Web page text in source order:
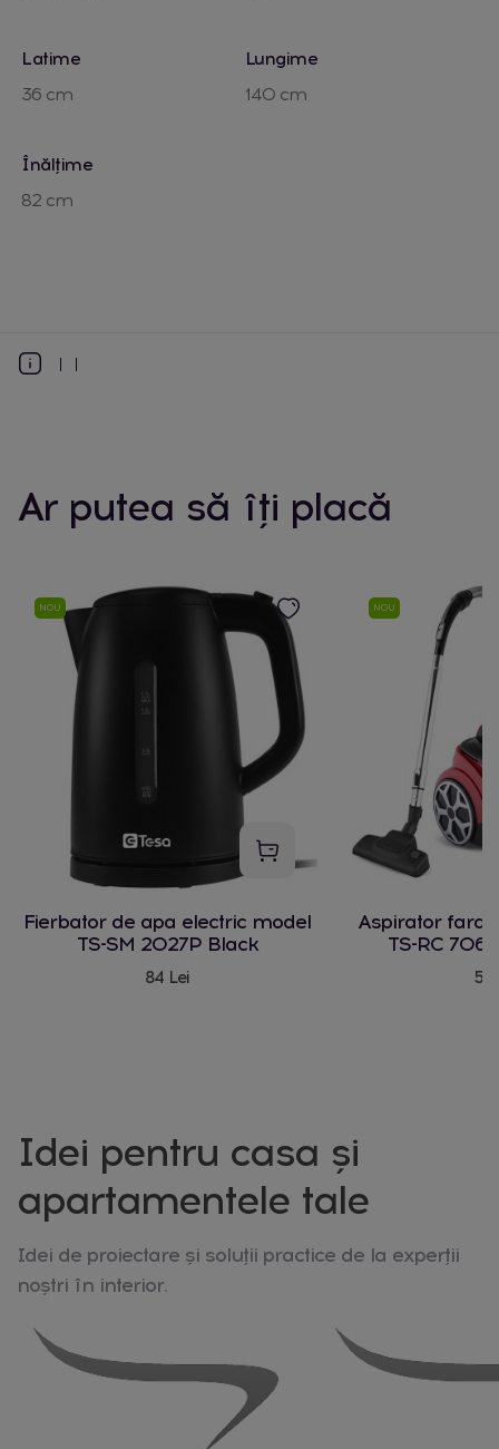
Latime
36 cm
Lungime
140 cm
Înălțime
82 cm
Ar putea să îți placă
NOU
Fierbator de apa electric model
TS-SM 2027P Black
84 Lei
NOU
Aspirator fara
TS-RC 706
Idei pentru casa și
apartamentele tale
Idei de proiectare și soluții practice de la experții
noștri în interior.